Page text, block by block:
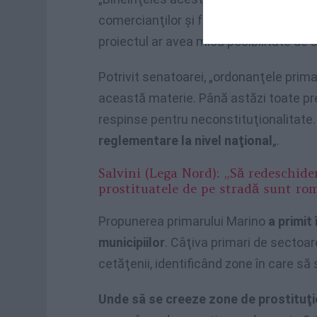
comercianţilor şi forţelor de ordine –
proiectul ar avea mică posibilitate de
Potrivit senatoarei, „ordonanţele
această materie. Până astăzi toate
respinse pentru
reglementare la nivel naţional „.
Salvini (Lega Nord): „Să
prostituatele de pe stradă sunt
Propunerea primarului Marino a primit
municipiilor. Câţiva primari de
cetăţenii, identificând zone în care
Unde să se creeze zone de